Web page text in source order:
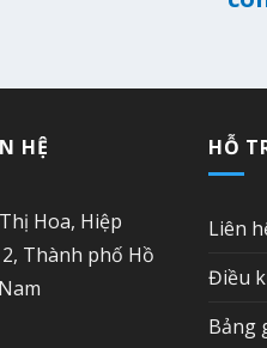
HỆ
Hoa, Hiệp
Thành phố Hồ
HỖ
Liên
Điều
Bảng